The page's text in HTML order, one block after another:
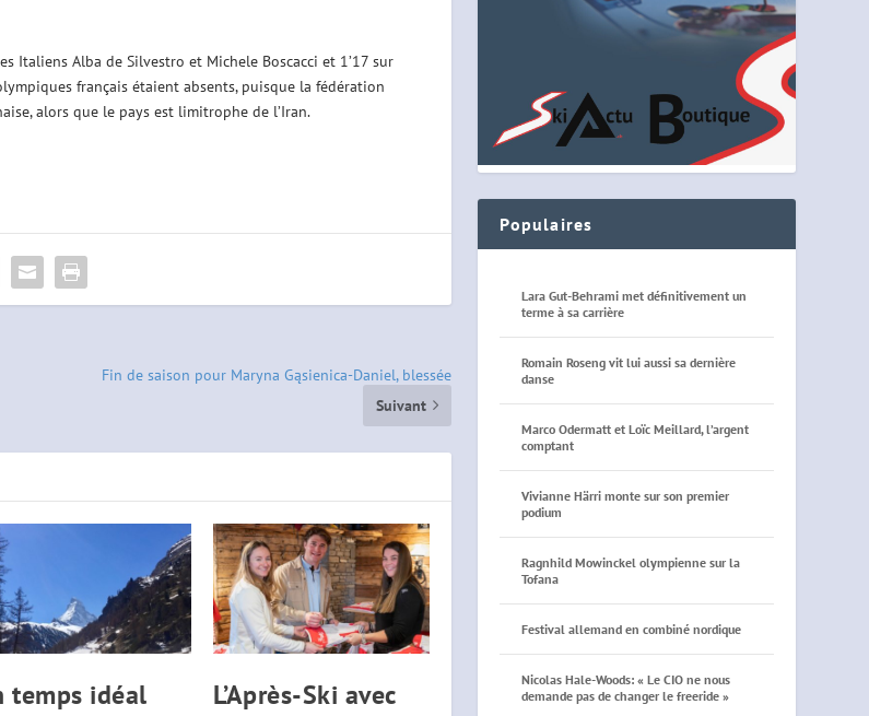
Italiens Alba de Silvestro et Michele Boscacci et 1’17 sur
français étaient absents, puisque la fédération
alors que le pays est limitrophe de l’Iran.
Fin de saison pour Maryna Gąsienica-Daniel, blessée
Suivant
temps idéal
L’Après-Ski avec
Populaires
Lara Gut-Behrami met définitivement un
terme à sa carrière
Romain Roseng vit lui aussi sa dernière
danse
Marco Odermatt et Loïc Meillard, l’argent
comptant
Vivianne Härri monte sur son premier
podium
Ragnhild Mowinckel olympienne sur la
Tofana
Festival allemand en combiné nordique
Nicolas Hale-Woods: « Le CIO ne nous
demande pas de changer le freeride »